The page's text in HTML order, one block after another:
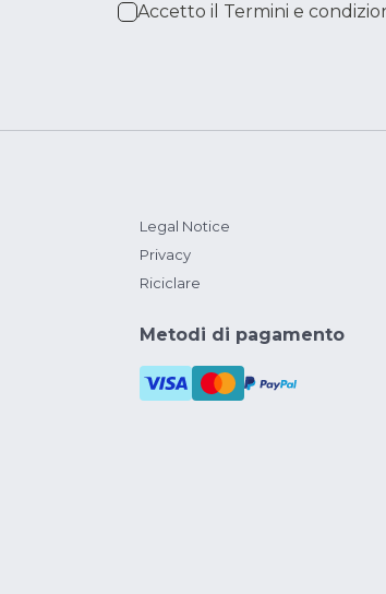
Accetto il Termini e
Legal Notice
Privacy
Riciclare
Metodi di pagamento